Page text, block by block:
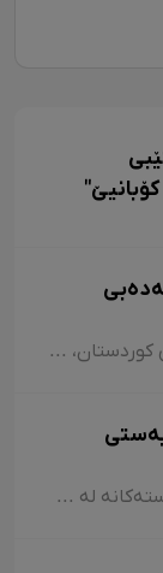
زۆرینەی نووسەران و شاعیرانی کوردستان، لە شیعر و دەقەکانیاندا بە شێوازی جۆراوجۆر باسی نەورۆزیان کردووە کە لەبەر نەبوونی مەجال تەنیا ئاماژەمان بە چەند شاعیر و چەند نموونە شیعر کرد. پێم خۆشە لە کۆتاییشدا ئاماژە بەوە بکەم کە شاعیران "موخلیس، عەونی، هەژار، زاری، عەلی حەسەنیانی، ژیلا حسەینی، محەممەد ساڵح دیلان، ئەسیری، ناسر ئاغابرا، جەلال مەلەکشا، شێرکۆ بێکەس و عەبدوڵڵا پەشێو و..." لە چەندین شیعریاندا باسی "نەورۆز"یان کردووە و لەسەر کوردستانیبوونی نەورۆز جەختیان کردووەتەوە.
مەلای جزیری لێدانی دڵ و هەستەکانە لە شیعری کلاسیکدا. مەلای جزیری ساڵی ١٥٦٥ لە جزیری بۆتان لەدایک بووە. ناوی "ئەحمەد"ە و لە شیعردا نازناوی "نیشانی، مەلێ و مەلا"یە و لە سەدەی ١٧دا ژیاوە. مەلا ئەحمەد جزیری لەسەر دەستی باوکی (شێخ محەممەد) دەستی بە خوێندن کردووە و لە مەدرەسەی "هەکاری و عیمادی" درێژەی بە خوێندن داوە.